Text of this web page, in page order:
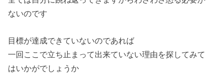
ないのです
目標が達成できていないのであれば
一回ここで立ち止まって出来ていない理由を探してみて
はいかがでしょうか